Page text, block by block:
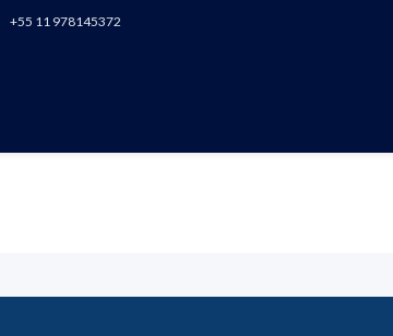
+55 11 978145372
CURSO OFICIAL